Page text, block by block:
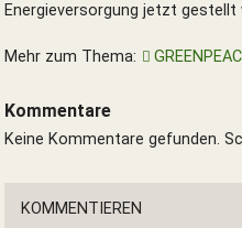
Energieversorgung jetzt gestellt
Mehr zum Thema:
Kommentare
Keine Kommentare gefunden.
KOMMENTIEREN